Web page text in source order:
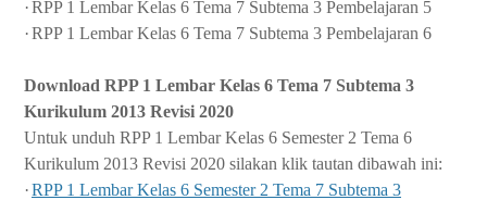
·RPP 1 Lembar Kelas 6 Tema 7 Subtema 3 Pembelajaran 5
·RPP 1 Lembar Kelas 6 Tema 7 Subtema 3 Pembelajaran 6
Download RPP 1 Lembar Kelas 6 Tema 7 Subtema 3
Kurikulum 2013 Revisi 2020
Untuk unduh RPP 1 Lembar Kelas 6 Semester 2 Tema 6
Kurikulum 2013 Revisi 2020 silakan klik tautan dibawah ini:
·RPP 1 Lembar Kelas 6 Semester 2 Tema 7 Subtema 3